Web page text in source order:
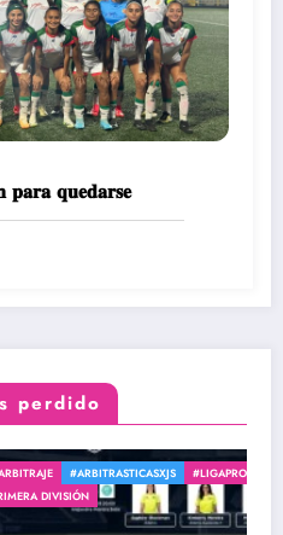
𝐩𝐚𝐫𝐚 𝐪𝐮𝐞𝐝𝐚𝐫𝐬𝐞
perdido
#LIGAPROMERICAFEMENINA
GENERAL